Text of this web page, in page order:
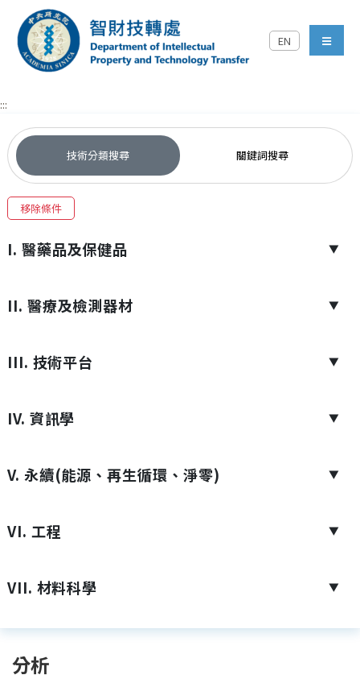
跳到主要內容區塊
中央研究院智財技轉處對
EN
menu
:::
技術分類搜尋 關鍵詞搜尋
移除條件
I. 醫藥品及保健品 ▼
II. 醫療及檢測器材 ▼
III. 技術平台 ▼
IV. 資訊學 ▼
V. 永續(能源、再生循環、淨零) ▼
VI. 工程 ▼
VII. 材料科學 ▼
分析